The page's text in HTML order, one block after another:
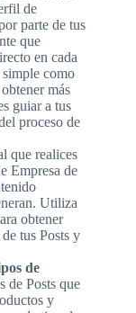
de
parte de tus
que
en cada
simple como
más
guiar a tus
proceso de
que realices
Empresa de
Utiliza
obtener
tus Posts y
de
de Posts que
y